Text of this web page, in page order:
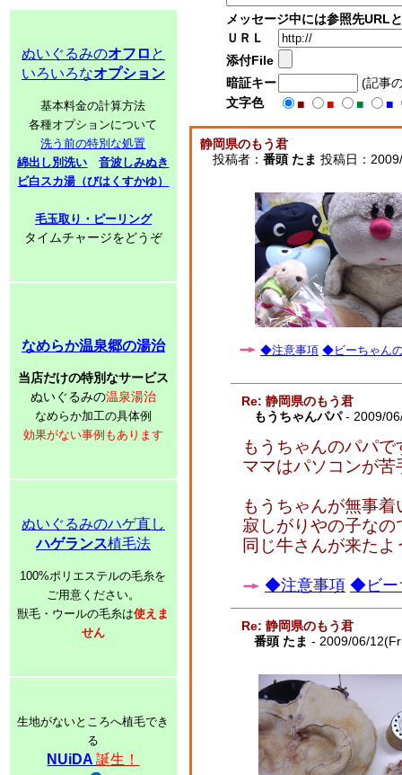
ぬいぐるみのオフロ と
いろいろなオプション
基本料金の計算方法
各種オプションについて
洗う前の特別な処置
綿出し別洗い
音波しみぬき
ビ白スカ湯（びはくすかゆ）
毛玉取り・ピーリング
タイムチャージをどうぞ
なめらか温泉郷の湯治
当店だけの特別なサービス
ぬいぐるみの温泉湯治
なめらか加工の具体例
効果がない事例もあります
ぬいぐるみのハゲ直し
ハゲランス植毛法
100%ポリエステルの毛糸を
ご用意ください。
獣毛・ウールの毛糸は使えま
せん
生地がないところへ植毛でき
る
NUiDA誕生！
メッセージ中には参照先URL
ＵＲＬ
添付File
暗証キー
(記事
文字色
■ ■ ■ ■
静岡県のもう君
投稿者： 番頭 たま 投稿日：
◆注意事項 ◆ビーちゃん
Re: 静岡県のもう君
もうちゃんパパ- 2009/
もうちゃんのパパで
ママはパソコンが
もうちゃんが無事
寂しがりやの子な
同じ牛さんが来た
◆注意事項 ◆ビー
Re: 静岡県のもう君
番頭 たま - 2009/06/